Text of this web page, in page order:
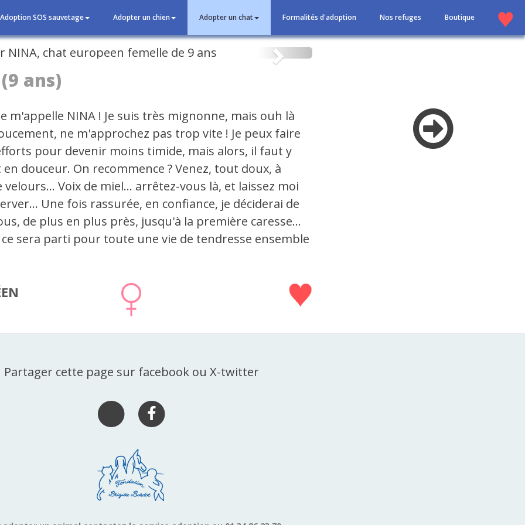
Adoption SOS sauvetage Adopter un chien Adopter un chat Formalités d'adoption Nos refuges Boutique
Suivant
(9 ans)
m'appelle NINA ! Je suis très mignonne, mais ouh là
ne m'approchez pas trop vite ! Je peux faire
pour devenir moins timide, mais alors, il faut y
douceur. On recommence ? Venez, tout doux, à
velours... Voix de miel... arrêtez-vous là, et laissez moi
Une fois rassurée, en confiance, je déciderai de
de plus en plus près, jusqu'à la première caresse...
ce sera parti pour toute une vie de tendresse ensemble
Partager cette page sur facebook ou X-twitter